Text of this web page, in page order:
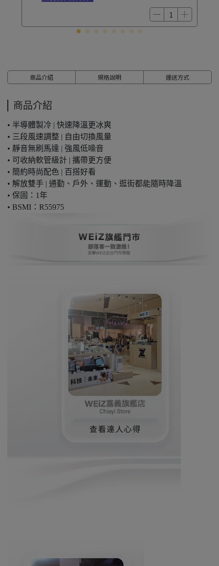
商品介紹 規格說明 運送方式
商品介紹
• 半導體製冷 | 快速降溫更冰爽
• 三段風速調整 | 自由切換風量
• 靜音無刷馬達 | 強風低噪音
• 可收納軟管級計 | 攜帶更方便
• 簡約時尚配色 | 百搭好看
• 解放雙手 | 通勤、戶外、運動、逛街都能隨時降溫
• 保固：1年
• BSMI：R55975